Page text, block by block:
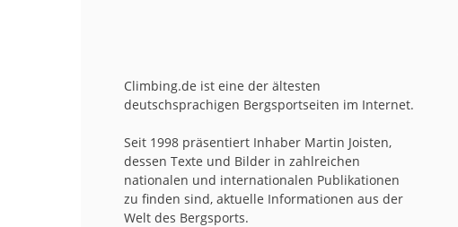
Climbing.de ist eine der ältesten
deutschsprachigen Bergsportseiten im Internet.
Seit 1998 präsentiert Inhaber Martin Joisten,
dessen Texte und Bilder in zahlreichen
nationalen und internationalen Publikationen
zu finden sind, aktuelle Informationen aus der
Welt des Bergsports.